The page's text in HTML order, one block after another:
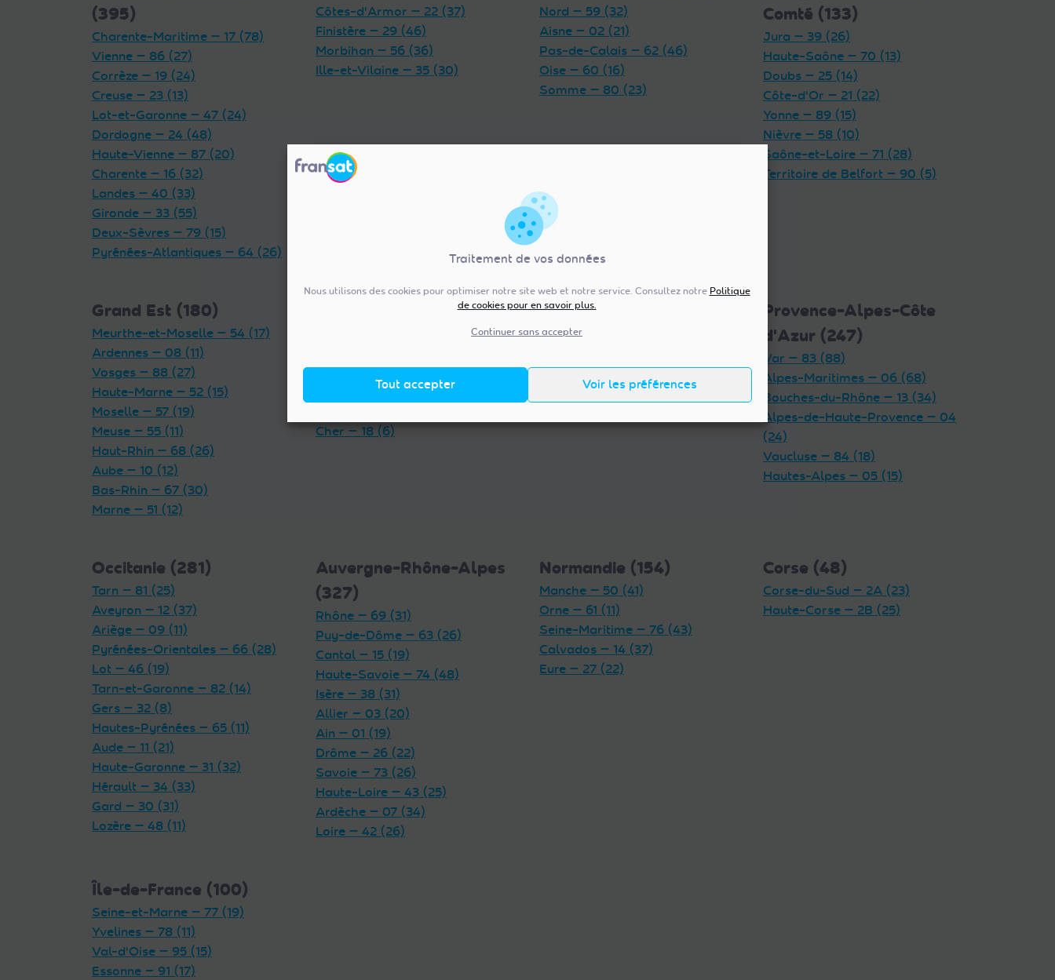
Traitement de vos données
Nous utilisons des cookies pour optimiser notre site web et notre service. Consultez notre Politique
de cookies pour en savoir plus.
Continuer sans accepter
Tout accepter Voir les préférences
(395)
Charente-Maritime — 17 (78)
Vienne — 86 (27)
Corrèze — 19 (24)
Creuse — 23 (13)
Lot-et-Garonne — 47 (24)
Dordogne — 24 (48)
Haute-Vienne — 87 (20)
Charente — 16 (32)
Landes — 40 (33)
Gironde — 33 (55)
Deux-Sèvres — 79 (15)
Pyrénées-Atlantiques — 64 (26)
Côtes-d'Armor — 22 (37)
Finistère — 29 (46)
Morbihan — 56 (36)
Ille-et-Vilaine — 35 (30)
Nord — 59 (32)
Aisne — 02 (21)
Pas-de-Calais — 62 (46)
Oise — 60 (16)
Somme — 80 (23)
Comté (133)
Jura — 39 (26)
Haute-Saône — 70 (13)
Doubs — 25 (14)
Côte-d'Or — 21 (22)
Yonne — 89 (15)
Nièvre — 58 (10)
Saône-et-Loire — 71 (28)
Territoire de Belfort — 90 (5)
Grand Est (180)
Meurthe-et-Moselle — 54 (17)
Ardennes — 08 (11)
Vosges — 88 (27)
Haute-Marne — 52 (15)
Moselle — 57 (19)
Meuse — 55 (11)
Haut-Rhin — 68 (26)
Aube — 10 (12)
Bas-Rhin — 67 (30)
Marne — 51 (12)
Centre-Val de Loire (92)
Eure-et-Loir — 28 (23)
Loir-et-Cher — 41 (14)
Cher — 18 (6)
Pays de la Loire (205)
Vendée — 85 (98)
Mayenne — 53 (14)
Loire-Atlantique — 44 (38)
Provence-Alpes-Côte
d'Azur (247)
Var — 83 (88)
Alpes-Maritimes — 06 (68)
Bouches-du-Rhône — 13 (34)
Alpes-de-Haute-Provence — 04
(24)
Vaucluse — 84 (18)
Hautes-Alpes — 05 (15)
Occitanie (281)
Tarn — 81 (25)
Aveyron — 12 (37)
Ariège — 09 (11)
Pyrénées-Orientales — 66 (28)
Lot — 46 (19)
Tarn-et-Garonne — 82 (14)
Gers — 32 (8)
Hautes-Pyrénées — 65 (11)
Aude — 11 (21)
Haute-Garonne — 31 (32)
Hérault — 34 (33)
Gard — 30 (31)
Lozère — 48 (11)
Auvergne-Rhône-Alpes
(327)
Rhône — 69 (31)
Puy-de-Dôme — 63 (26)
Cantal — 15 (19)
Haute-Savoie — 74 (48)
Isère — 38 (31)
Allier — 03 (20)
Ain — 01 (19)
Drôme — 26 (22)
Savoie — 73 (26)
Haute-Loire — 43 (25)
Ardèche — 07 (34)
Loire — 42 (26)
Normandie (154)
Manche — 50 (41)
Orne — 61 (11)
Seine-Maritime — 76 (43)
Calvados — 14 (37)
Eure — 27 (22)
Corse (48)
Corse-du-Sud — 2A (23)
Haute-Corse — 2B (25)
Île-de-France (100)
Seine-et-Marne — 77 (19)
Yvelines — 78 (11)
Val-d'Oise — 95 (15)
Essonne — 91 (17)